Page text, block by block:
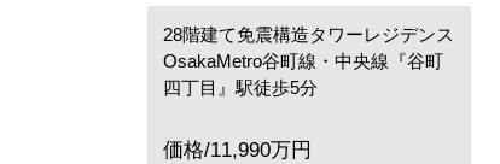
28階建て免震構造タワーレジデンス
OsakaMetro谷町線・中央線『谷町
四丁目』駅徒歩5分
価格/11,990万円